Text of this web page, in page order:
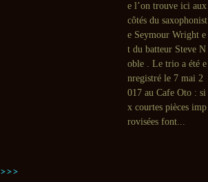
e l’on trouve ici aux
côtés du saxophonist
e Seymour Wright e
t du batteur Steve N
oble . Le trio a été e
nregistré le 7 mai 2
017 au Cafe Oto : si
x courtes pièces imp
rovisées font...
>>>